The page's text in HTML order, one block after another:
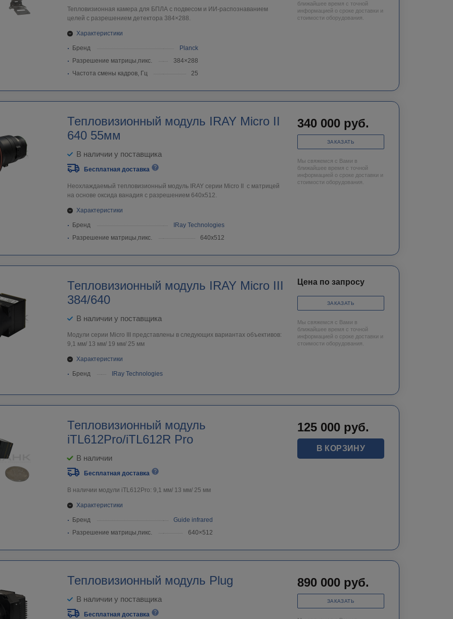
Тепловизионная камера для БПЛА с подвесом и ИИ-распознаванием
целей с разрешением детектора 384×288.
Характеристики
Бренд
Planck
Разрешение матрицы,пикс.
384×288
Частота смены кадров, Гц
25
ближайшее время с точной
информацией о сроке доставки и
стоимости оборудования.
Тепловизионный модуль IRAY Micro II
640 55мм
В наличии у поставщика
Бесплатная доставка
Неохлаждаемый тепловизионный модуль IRAY серии Micro II c матрицей
на основе оксида ванадия с разрешением 640х512.
Характеристики
Бренд
IRay Technologies
Разрешение матрицы,пикс.
640х512
340 000 руб.
ЗАКАЗАТЬ
Мы свяжемся с Вами в
ближайшее время с точной
информацией о сроке доставки и
стоимости оборудования.
Тепловизионный модуль IRAY Micro III
384/640
В наличии у поставщика
Модули серии Micro III представлены в следующих вариантах объективов:
9,1 мм/ 13 мм/ 19 мм/ 25 мм
Характеристики
Бренд IRay Technologies
Цена по запросу
ЗАКАЗАТЬ
Мы свяжемся с Вами в
ближайшее время с точной
информацией о сроке доставки и
стоимости оборудования.
Тепловизионный модуль
iTL612Pro/iTL612R Pro
В наличии
Бесплатная доставка
В наличии модули iTL612Pro: 9,1 мм/ 13 мм/ 25 мм
Характеристики
Бренд
Guide infrared
Разрешение матрицы,пикс.
640×512
125 000 руб.
В КОРЗИНУ
Тепловизионный модуль Plug
В наличии у поставщика
Бесплатная доставка
890 000 руб.
ЗАКАЗАТЬ